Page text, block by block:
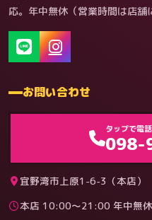
応。年中無休（営業時間は店舗
お問い合わせ
タップで電
098-
宜野湾市上原1-6-3（本店）
本店 10:00〜21:00 年中無休